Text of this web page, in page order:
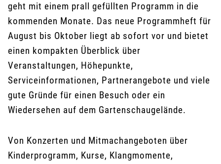
geht mit einem prall gefüllten Programm in die
kommenden Monate. Das neue Programmheft für
August bis Oktober liegt ab sofort vor und bietet
einen kompakten Überblick über
Veranstaltungen, Höhepunkte,
Serviceinformationen, Partnerangebote und viele
gute Gründe für einen Besuch oder ein
Wiedersehen auf dem Gartenschaugelände.
Von Konzerten und Mitmachangeboten über
Kinderprogramm, Kurse, Klangmomente,